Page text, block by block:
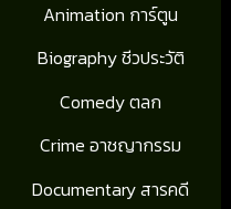
Animation การ์ตูน
Biography ชีวประวัติ
Comedy ตลก
Crime อาชญากรรม
Documentary สารคดี